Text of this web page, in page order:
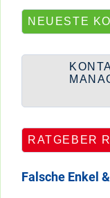
NEUESTE
RATGEBER
Falsche Enkel